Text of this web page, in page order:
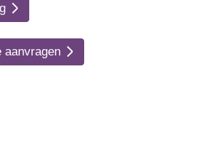
aanvragen